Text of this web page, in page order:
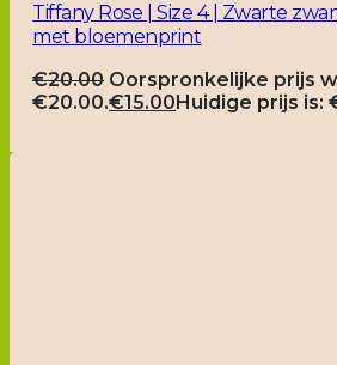
Tiffany Rose | Size 4 | Zwarte
met bloemenprint
€20.00 Oorspronkelijke prijs
€20.00.€15.00Huidige prijs is: